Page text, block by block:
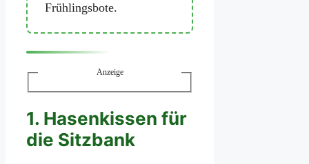
Frühlingsbote.
Anzeige
1. Hasenkissen für
die Sitzbank